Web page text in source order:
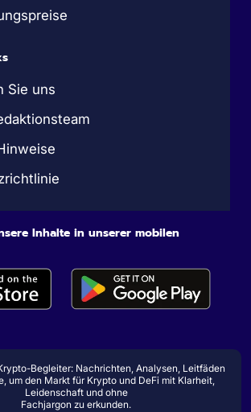
Sie uns
Inhalte in unserer mobilen
Begleiter: Nachrichten, Analysen, Leitfäden
um den Markt für Krypto und DeFi mit Klarheit,
Leidenschaft und ohne
Fachjargon zu erkunden.